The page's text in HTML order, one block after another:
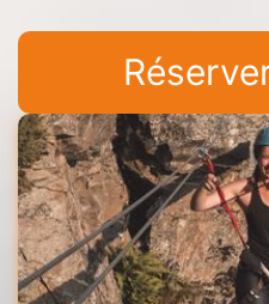
Menuires
-
Val
Thorens